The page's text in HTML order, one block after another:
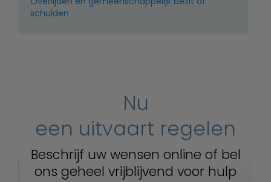
schulden
Nu
een uitvaart regelen
Beschrijf uw wensen online of bel
ons geheel vrijblijvend voor hulp